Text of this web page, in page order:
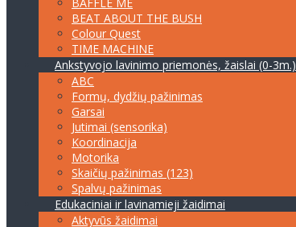
BEAT ABOUT THE BUSH
Colour Quest
TIME MACHINE
Ankstyvojo lavinimo priemonės, žaislai (0-3m.)
ABC
Formų, dydžių pažinimas
Garsai
Jutimai (sensorika)
Koordinacija
Motorika
Skaičių pažinimas (123)
Spalvų pažinimas
Edukaciniai ir lavinamieji žaidimai
Aktyvūs žaidimai